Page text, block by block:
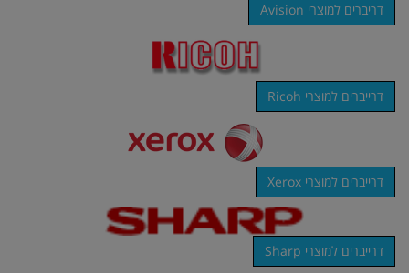
דריברים למוצרי Avision
דרייברים למוצרי Ricoh
דרייברים למוצרי Xerox
דרייברים למוצרי Sharp